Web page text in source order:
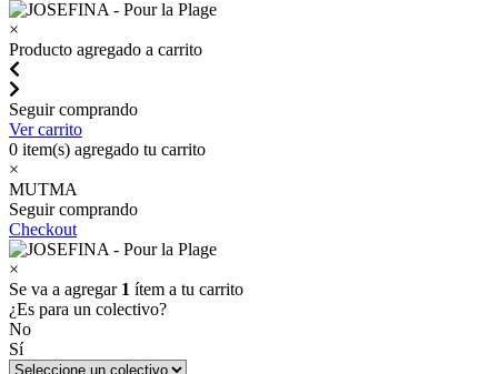
×
Producto agregado a carrito
Seguir comprando
Ver carrito
0 item(s) agregado tu carrito
×
MUTMA
Seguir comprando
Checkout
×
Se va a agregar 1 ítem a tu carrito
¿Es para un colectivo?
No
Sí